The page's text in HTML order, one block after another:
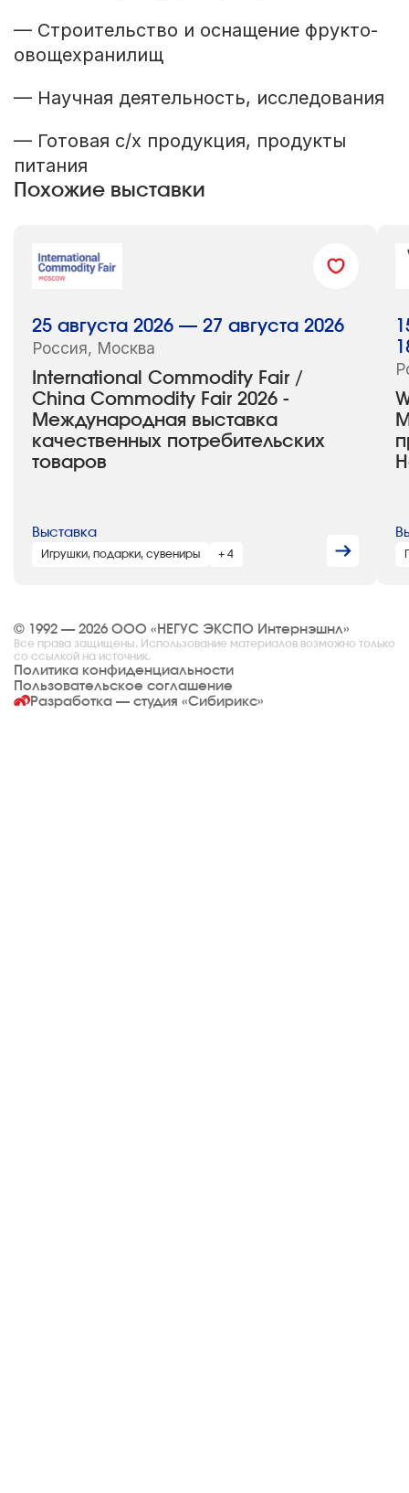
— Строительство и оснащение фрукто-
овощехранилищ
— Научная деятельность, исследования
— Готовая с/х продукция, продукты
питания
Похожие выставки
International Commodity Fair /
China Commodity Fair 2026 -
Международная выставка
качественных потребительских
товаров
25 августа 2026 — 27 августа 2026
Россия, Москва
Выставка
Игрушки, подарки, сувениры + 4
© 1992 — 2026 ООО «НЕГУС ЭКСПО Интернэшнл»
Все права защищены. Использование материалов возможно только
со ссылкой на источник.
Политика конфиденциальности
Пользовательское соглашение
Разработка — студия «Сибирикс»